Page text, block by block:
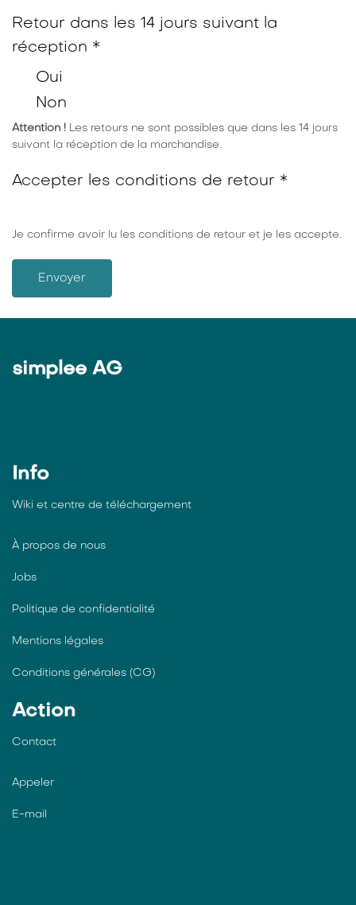
Retour dans les 14 jours suivant la
réception *
Oui
Non
Attention ! Les retours ne sont possibles que dans les 14 jours
suivant la réception de la marchandise.
Accepter les conditions de retour *
Je confirme avoir lu les conditions de retour et je les accepte.
Envoyer
simplee AG
Info
Wiki et centre de téléchargement
À propos de nous
Jobs
Politique de confidentialité
Mentions légales
Conditions générales (CG)
Action
Contact
Appeler
E-mail